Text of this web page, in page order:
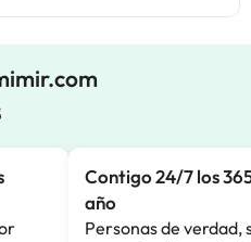
Contigo 24/7 los
año
Personas de verdad,